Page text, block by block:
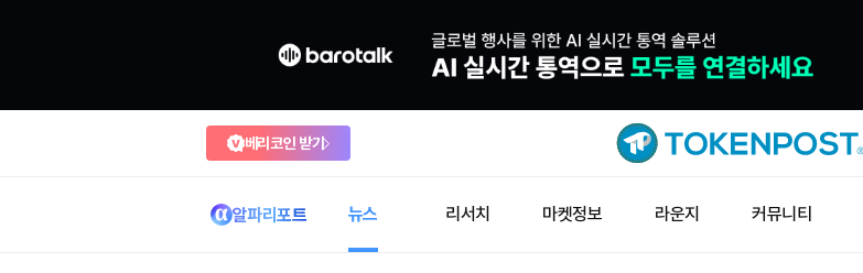
베리코인 받기
알파리포트 뉴스 리서치 마켓정보 라운지 커뮤니티